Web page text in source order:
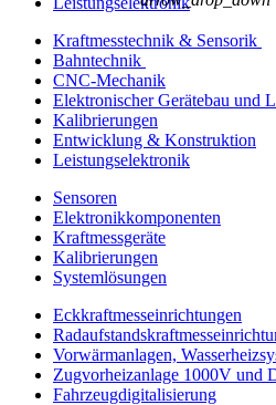
Kraftmesstechnik & Sensorik
Bahntechnik
CNC-Mechanik
Elektronischer Gerätebau und
Kalibrierungen
Entwicklung & Konstruktion
Leistungselektronik
Sensoren
Elektronikkomponenten
Kraftmessgeräte
Kalibrierungen
Systemlösungen
Eckkraftmess­einrichtungen
Vorwärmanlagen,
Zugvorheizanlage 1000V und
Fahrzeugdigitalisierung